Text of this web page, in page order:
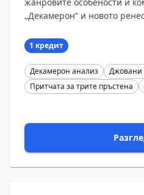
Бокачо и
отговори
„Декамерон“ и новото
„Притчата за тр?...
1 кредит
Декамерон анализ
Джовани
Притчата за трите пръстена